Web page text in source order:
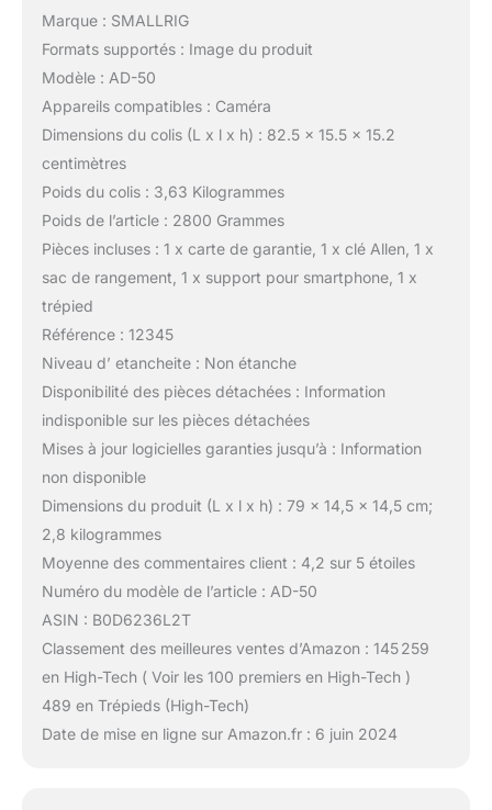
Marque : SMALLRIG
Formats supportés : Image du produit
Modèle : AD-50
Appareils compatibles : Caméra
Dimensions du colis (L x l x h) : 82.5 x 15.5 x 15.2
centimètres
Poids du colis : 3,63 Kilogrammes
Poids de l’article : 2800 Grammes
Pièces incluses : 1 x carte de garantie, 1 x clé Allen, 1 x
sac de rangement, 1 x support pour smartphone, 1 x
trépied
Référence : 12345
Niveau d’ etancheite : Non étanche
Disponibilité des pièces détachées : Information
indisponible sur les pièces détachées
Mises à jour logicielles garanties jusqu’à : Information
non disponible
Dimensions du produit (L x l x h) : 79 x 14,5 x 14,5 cm;
2,8 kilogrammes
Moyenne des commentaires client : 4,2 sur 5 étoiles
Numéro du modèle de l’article : AD-50
ASIN : B0D6236L2T
Classement des meilleures ventes d’Amazon : 145 259
en High-Tech ( Voir les 100 premiers en High-Tech )
489 en Trépieds (High-Tech)
Date de mise en ligne sur Amazon.fr : 6 juin 2024